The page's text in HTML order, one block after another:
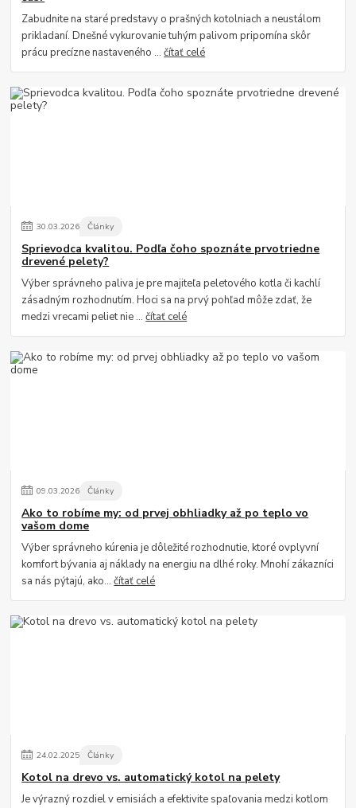
Zabudnite na staré predstavy o prašných kotolniach a neustálom
prikladaní. Dnešné vykurovanie tuhým palivom pripomína skôr
prácu precízne nastaveného ...čítať celé
30.03.2026 Články
Sprievodca kvalitou. Podľa čoho spoznáte prvotriedne
drevené pelety?
Výber správneho paliva je pre majiteľa peletového kotla či kachlí
zásadným rozhodnutím. Hoci sa na prvý pohľad môže zdať, že
medzi vrecami peliet nie ...čítať celé
09.03.2026 Články
Ako to robíme my: od prvej obhliadky až po teplo vo
vašom dome
Výber správneho kúrenia je dôležité rozhodnutie, ktoré ovplyvní
komfort bývania aj náklady na energiu na dlhé roky. Mnohí zákazníci
sa nás pýtajú, ako...čítať celé
24.02.2025 Články
Kotol na drevo vs. automatický kotol na pelety
Je výrazný rozdiel v emisiách a efektivite spaľovania medzi kotlom